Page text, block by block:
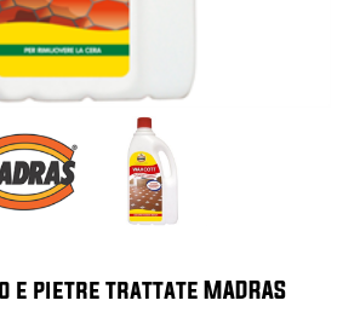
e pietre trattate MADRAS